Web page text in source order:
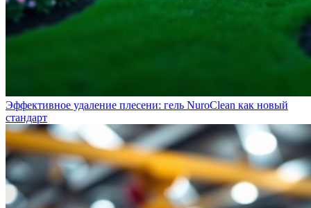
Эффективное удаление плесени: гель NuroClean как новый
стандарт